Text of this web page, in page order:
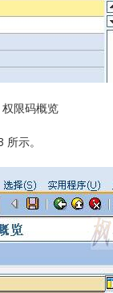
限码概览
示。